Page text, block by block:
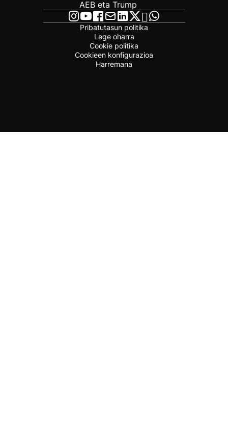
AEB eta Trump
Pribatutasun politika
Lege oharra
Cookie politika
Cookieen konfigurazioa
Harremana